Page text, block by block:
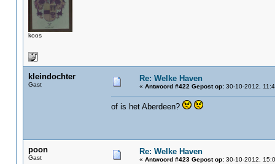
koos
kleindochter
Gast
Re: Welke Haven
« Antwoord #422 Gepost op: 30-10-2012,
of is het Aberdeen?
poon
Gast
Re: Welke Haven
« Antwoord #423 Gepost op: 30-10-2012,